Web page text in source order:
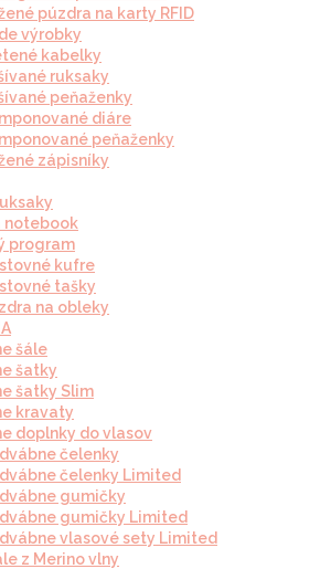
púzdra na karty RFID
výrobky
kabelky
ruksaky
peňaženky
diáre
peňaženky
zápisníky
notebook
program
kufre
tašky
na obleky
šále
šatky
šatky Slim
kravaty
doplnky do vlasov
čelenky
čelenky Limited
gumičky
gumičky Limited
vlasové sety Limited
z Merino vlny